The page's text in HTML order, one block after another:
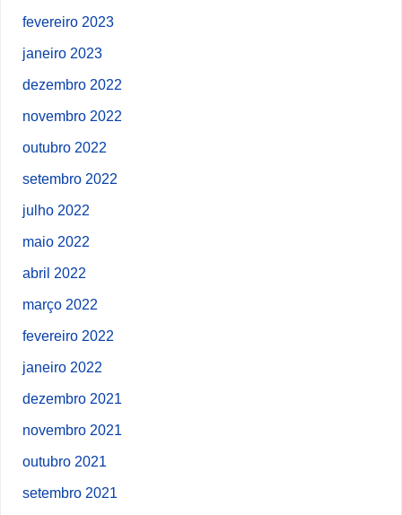
fevereiro 2023
janeiro 2023
dezembro 2022
novembro 2022
outubro 2022
setembro 2022
julho 2022
maio 2022
abril 2022
março 2022
fevereiro 2022
janeiro 2022
dezembro 2021
novembro 2021
outubro 2021
setembro 2021